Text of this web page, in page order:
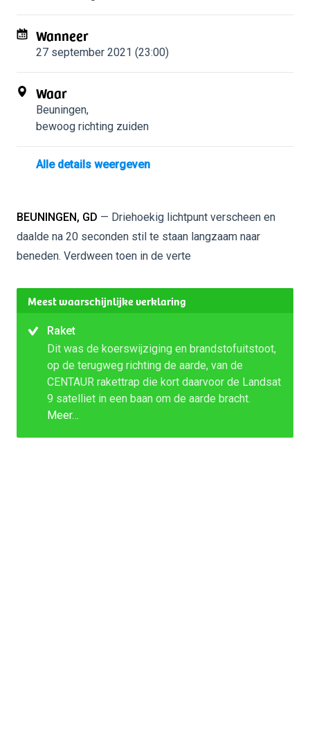
Wanneer
27 september 2021 (23:00)
Waar
Beuningen,
bewoog richting zuiden
Alle details weergeven
BEUNINGEN, GD — Driehoekig lichtpunt verscheen en
daalde na 20 seconden stil te staan langzaam naar
beneden. Verdween toen in de verte
Meest waarschijnlijke verklaring
Raket
Dit was de koerswijziging en brandstofuitstoot,
op de terugweg richting de aarde, van de
CENTAUR rakettrap die kort daarvoor de Landsat
9 satelliet in een baan om de aarde bracht.
Meer…